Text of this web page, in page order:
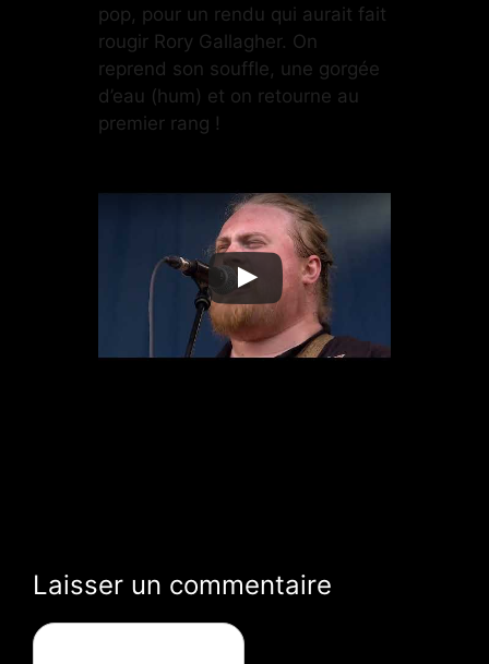
pop, pour un rendu qui aurait fait
rougir Rory Gallagher. On
reprend son souffle, une gorgée
d’eau (hum) et on retourne au
premier rang !
Laisser un commentaire
Commentaire